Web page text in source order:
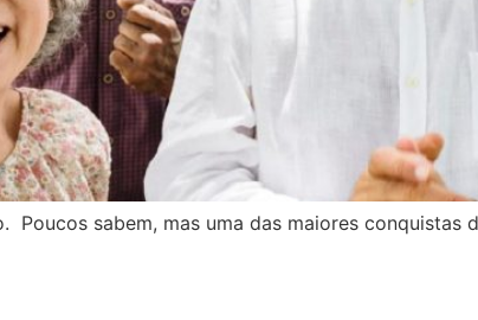
Poucos sabem, mas uma das maiores